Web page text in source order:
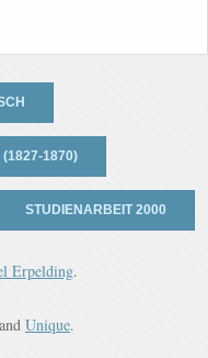
(1827-1870)
STUDIENARBEIT 2000
Erpelding.
and Unique.